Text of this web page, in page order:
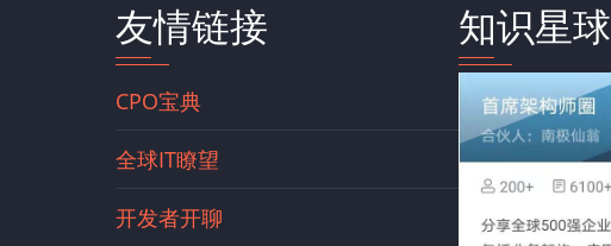
友情链接
CPO宝典
全球IT瞭望
开发者开聊
知识星球